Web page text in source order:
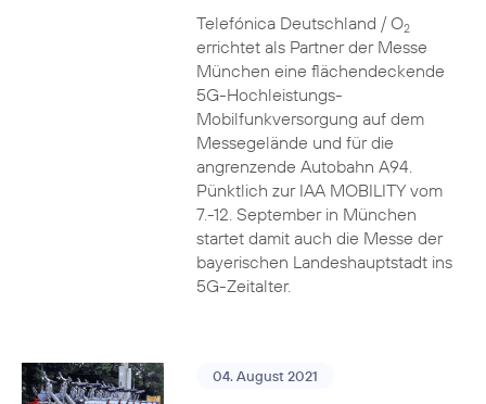
Telefónica Deutschland / O2
errichtet als Partner der Messe
München eine flächendeckende
5G-Hochleistungs-
Mobilfunkversorgung auf dem
Messegelände und für die
angrenzende Autobahn A94.
Pünktlich zur IAA MOBILITY vom
7.-12. September in München
startet damit auch die Messe der
bayerischen Landeshauptstadt ins
5G-Zeitalter.
04. August 2021